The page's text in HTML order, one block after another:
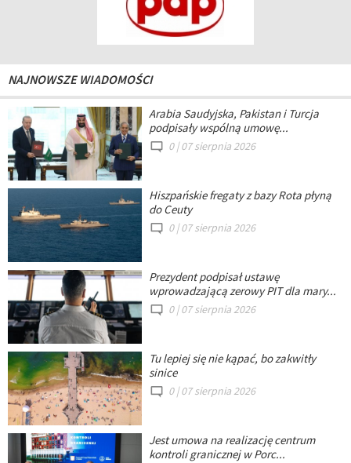
NAJNOWSZE WIADOMOŚCI
Arabia Saudyjska, Pakistan i Turcja
podpisały wspólną umowę...
0 |07 sierpnia 2026
Hiszpańskie fregaty z bazy Rota płyną
do Ceuty
0 |07 sierpnia 2026
Prezydent podpisał ustawę
wprowadzającą zerowy PIT dla mary...
0 |07 sierpnia 2026
Tu lepiej się nie kąpać, bo zakwitły
sinice
0 |07 sierpnia 2026
Jest umowa na realizację centrum
kontroli granicznej w Porc...